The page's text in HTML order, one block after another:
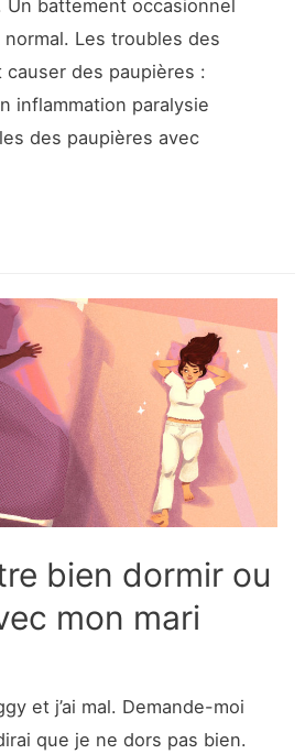
battement occasionnel
normal. Les troubles des
des paupières :
inflammation paralysie
des paupières avec
bien dormir ou
mon mari
et j’ai mal. Demande-moi
que je ne dors pas bien.